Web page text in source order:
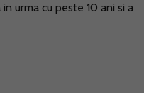
urma cu peste 10 ani si a